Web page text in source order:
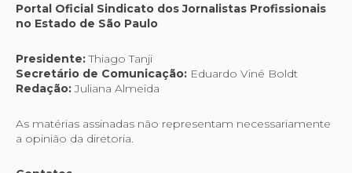
Portal Oficial Sindicato dos Jornalistas Profissionais
no Estado de São Paulo
Presidente:Thiago Tanji
Secretário de Comunicação: Eduardo Viné Boldt
Redação:Juliana Almeida
As matérias assinadas não representam necessariamente
a opinião da diretoria.